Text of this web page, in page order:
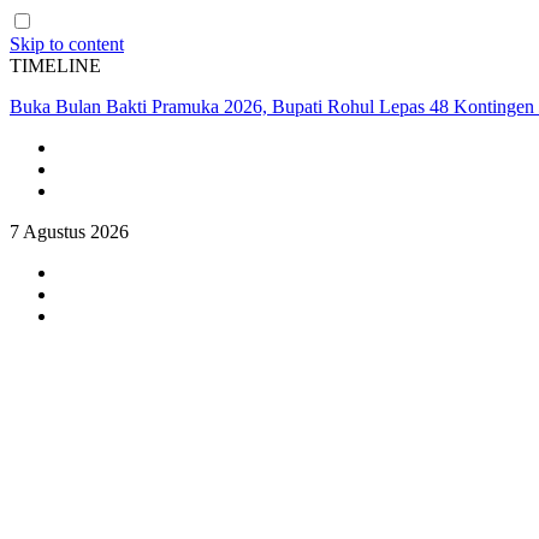
Skip to content
TIMELINE
Buka Bulan Bakti Pramuka 2026, Bupati Rohul Lepas 48
7 Agustus 2026